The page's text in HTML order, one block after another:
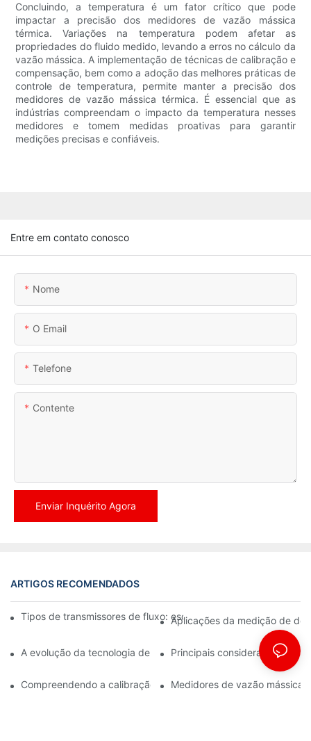
Concluindo, a temperatura é um fator crítico que pode
impactar a precisão dos medidores de vazão mássica
térmica. Variações na temperatura podem afetar as
propriedades do fluido medido, levando a erros no cálculo da
vazão mássica. A implementação de técnicas de calibração e
compensação, bem como a adoção das melhores práticas de
controle de temperatura, permite manter a precisão dos
medidores de vazão mássica térmica. É essencial que as
indústrias compreendam o impacto da temperatura nesses
medidores e tomem medidas proativas para garantir
medições precisas e confiáveis.
Entre em contato conosco
Nome
O Email
Telefone
Contente
Enviar Inquérito Agora
ARTIGOS RECOMENDADOS
Tipos de transmissores de fluxo: escolhendo o correto para
Aplicações da medição de
A evolução da tecnologia de medidores de vazão: uma
Principais considerações
Compreendendo a calibração dos medidores de vazão
Medidores de vazão mássica